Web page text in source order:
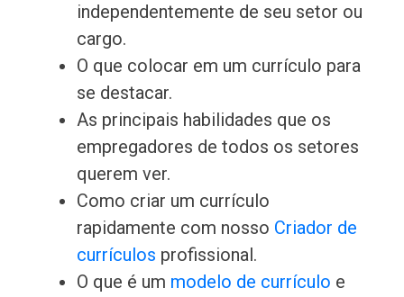
independentemente de seu setor ou
cargo.
O que colocar em um currículo para
se destacar.
As principais habilidades que os
empregadores de todos os setores
querem ver.
Como criar um currículo
rapidamente com nosso Criador de
currículos profissional.
O que é um modelo de currículo e